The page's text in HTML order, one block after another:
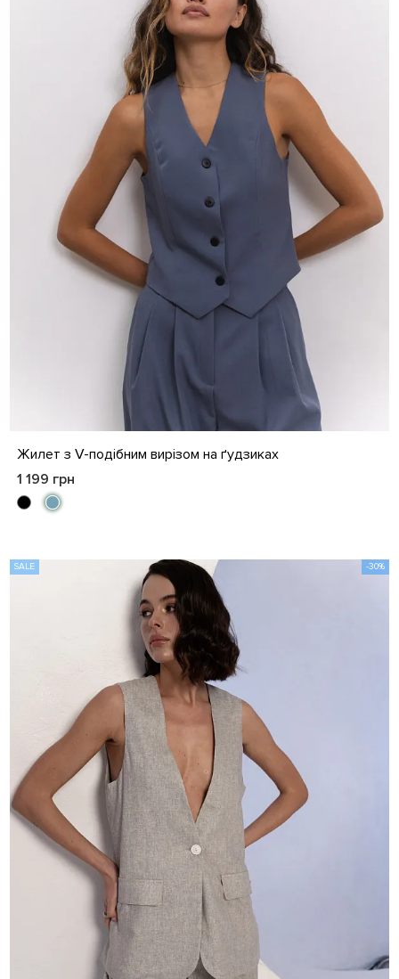
S M L XL
Жилет з V-подібним вирізом на ґудзиках
1 199 грн